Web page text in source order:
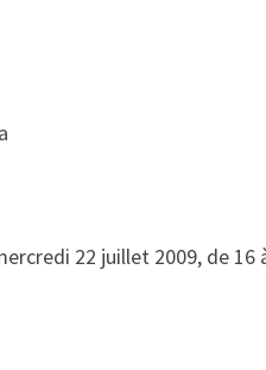
22 juillet 2009, de 16